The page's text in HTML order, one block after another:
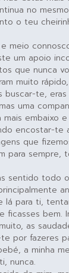
no
o teu
meio
um apoio
que nunca
muito
buscar-te, eras
uma
mais embaixo
encostar-te
que
para
sentido todo
lá para ti,
ficasses bem.
as
por fazeres
a minha
nunca.